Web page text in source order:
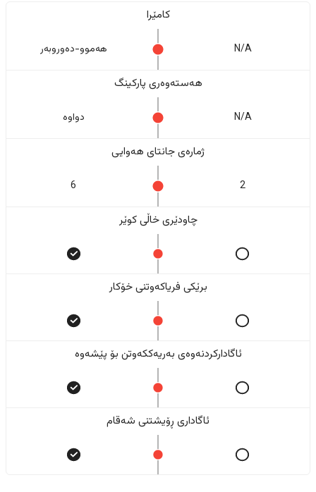
کامێرا
N/A هەموو-دەوروبەر
هەستەوەری پارکینگ
N/A دواوە
ژمارەی جانتای هەوایی
2
6
چاودێری خاڵی کوێر
برێکی فریاکەوتنی خۆکار
ئاگادارکردنەوەی بەریەککەوتن بۆ پێشەوە
ئاگاداری ڕۆیشتنی شەقام